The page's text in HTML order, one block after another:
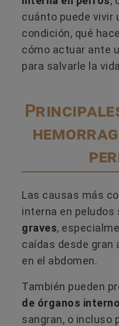
cuánto puede vivir
condición, qué
cómo actuar ante
para salvarle la
Las causas más
interna en peludos
graves,
caídas desde gran
en el abdomen.
También pueden
de órganos
sangran, o incluso